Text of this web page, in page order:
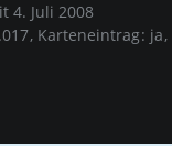
4. Juli 2008
Karteneintrag ja